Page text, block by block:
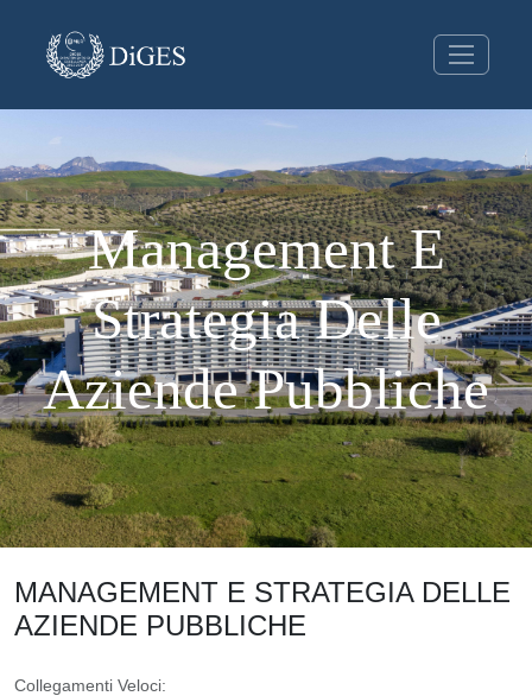
Management E
Strategia Delle
Aziende Pubbliche
MANAGEMENT E STRATEGIA DELLE
AZIENDE PUBBLICHE
Collegamenti Veloci: